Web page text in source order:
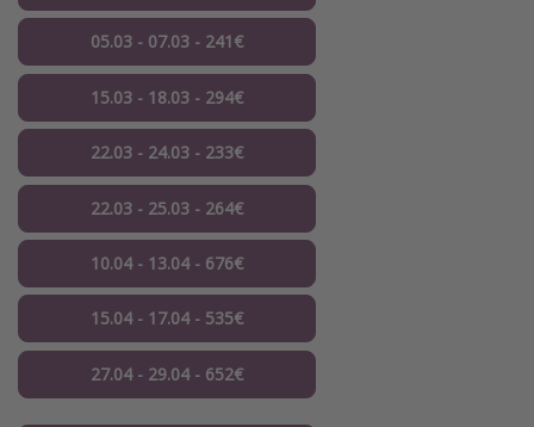
05.03 - 07.03 - 241€
15.03 - 18.03 - 294€
22.03 - 24.03 - 233€
22.03 - 25.03 - 264€
10.04 - 13.04 - 676€
15.04 - 17.04 - 535€
27.04 - 29.04 - 652€